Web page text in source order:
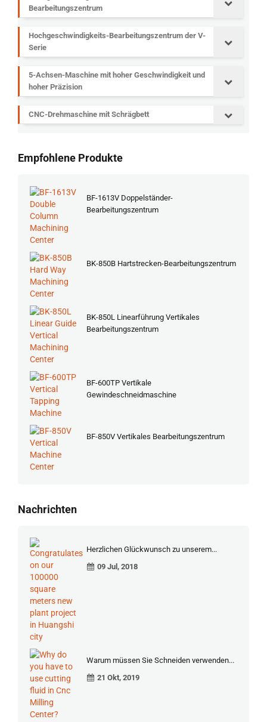
Bearbeitungszentrum
Hochgeschwindigkeits-Bearbeitungszentrum der V-
Serie
5-Achsen-Maschine mit hoher Geschwindigkeit und
hoher Präzision
CNC-Drehmaschine mit Schrägbett
Empfohlene Produkte
BF-1613V Doppelständer-
Bearbeitungszentrum
BK-850B Hartstrecken-Bearbeitungszentrum
BK-850L Linearführung Vertikales
Bearbeitungszentrum
BF-600TP Vertikale
Gewindeschneidmaschine
BF-850V Vertikales Bearbeitungszentrum
Nachrichten
Herzlichen Glückwunsch zu unserem...
09 Jul, 2018
Warum müssen Sie Schneiden verwenden...
21 Okt, 2019